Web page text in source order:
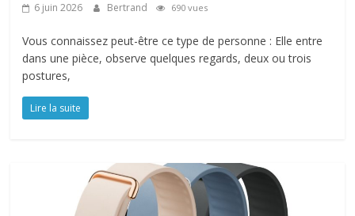
6 juin 2026 Bertrand 690 vues
Vous connaissez peut-être ce type de personne : Elle entre
dans une pièce, observe quelques regards, deux ou trois
postures,
Lire la suite